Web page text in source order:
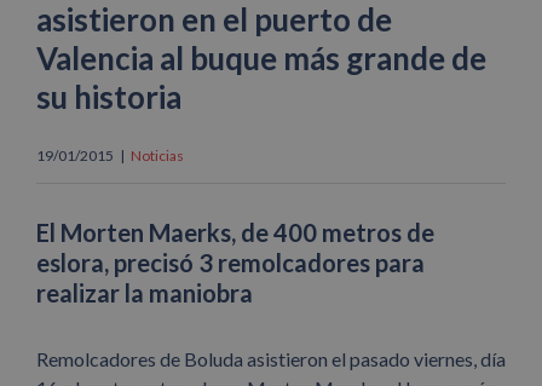
asistieron en el puerto de
Valencia al buque más grande de
su historia
19/01/2015 | Noticias
El Morten Maerks, de 400 metros de
eslora, precisó 3 remolcadores para
realizar la maniobra
Remolcadores de Boluda asistieron el pasado viernes, día